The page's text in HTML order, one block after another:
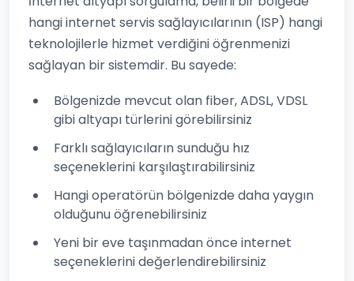
hangi internet servis sağlayıcılarının (ISP) hangi
teknolojilerle hizmet verdiğini öğrenmenizi
sağlayan bir sistemdir. Bu sayede:
Bölgenizde mevcut olan fiber, ADSL, VDSL
gibi altyapı türlerini görebilirsiniz
Farklı sağlayıcıların sunduğu hız
seçeneklerini karşılaştırabilirsiniz
Hangi operatörün bölgenizde daha yaygın
olduğunu öğrenebilirsiniz
Yeni bir eve taşınmadan önce internet
seçeneklerini değerlendirebilirsiniz